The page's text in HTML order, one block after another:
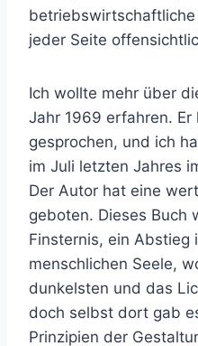
jeder Seite
Ich wollte mehr über
Jahr 1969 erfahren.
gesprochen, und ich
im Juli letzten Jahres
Der Autor hat eine
geboten. Dieses Buch
Finsternis, ein Abstieg
menschlichen Seele,
dunkelsten und das
doch selbst dort gab
Prinzipien der